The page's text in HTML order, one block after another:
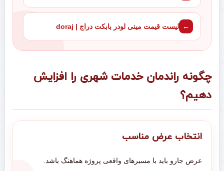
لیست قیمت مینی لودر بابکت دراج | doraj
چگونه راندمان خدمات شهری را افزایش
دهیم؟
انتخاب عرض مناسب
عرض جارو باید با مسیرهای واقعی پروژه هماهنگ باشد.